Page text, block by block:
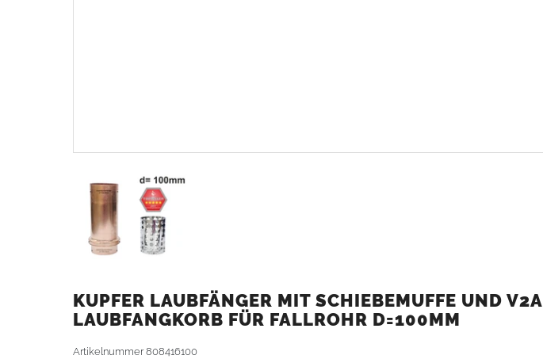
KUPFER LAUBFÄNGER MIT SCHIEBEMUFFE UND V2A
LAUBFANGKORB FÜR FALLROHR D=100MM
Artikelnummer808416100